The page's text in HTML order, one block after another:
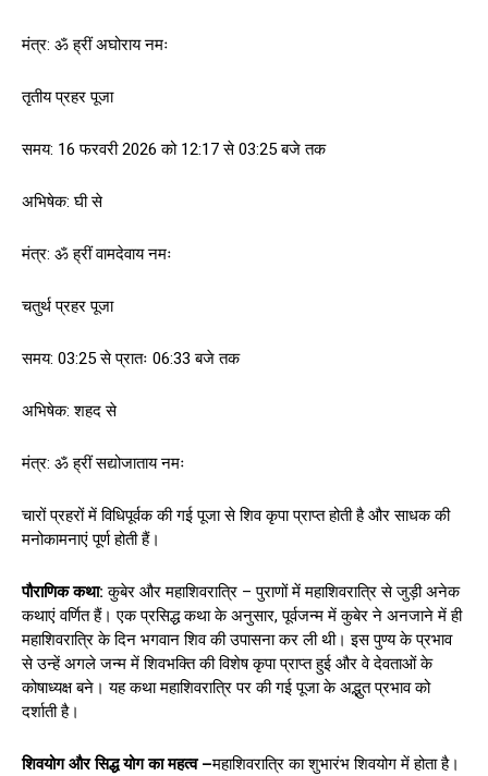
मंत्र: ॐ ह्रीं अघोराय नमः
तृतीय प्रहर पूजा
समय: 16 फरवरी 2026 को 12:17 से 03:25 बजे तक
अभिषेक: घी से
मंत्र: ॐ ह्रीं वामदेवाय नमः
चतुर्थ प्रहर पूजा
समय: 03:25 से प्रातः 06:33 बजे तक
अभिषेक: शहद से
मंत्र: ॐ ह्रीं सद्योजाताय नमः
चारों प्रहरों में विधिपूर्वक की गई पूजा से शिव कृपा प्राप्त होती है और साधक की
मनोकामनाएं पूर्ण होती हैं।
पौराणिक कथा: कुबेर और महाशिवरात्रि – पुराणों में महाशिवरात्रि से जुड़ी अनेक
कथाएं वर्णित हैं। एक प्रसिद्ध कथा के अनुसार, पूर्वजन्म में कुबेर ने अनजाने में ही
महाशिवरात्रि के दिन भगवान शिव की उपासना कर ली थी। इस पुण्य के प्रभाव
से उन्हें अगले जन्म में शिवभक्ति की विशेष कृपा प्राप्त हुई और वे देवताओं के
कोषाध्यक्ष बने। यह कथा महाशिवरात्रि पर की गई पूजा के अद्भुत प्रभाव को
दर्शाती है।
शिवयोग और सिद्ध योग का महत्व –महाशिवरात्रि का शुभारंभ शिवयोग में होता है।